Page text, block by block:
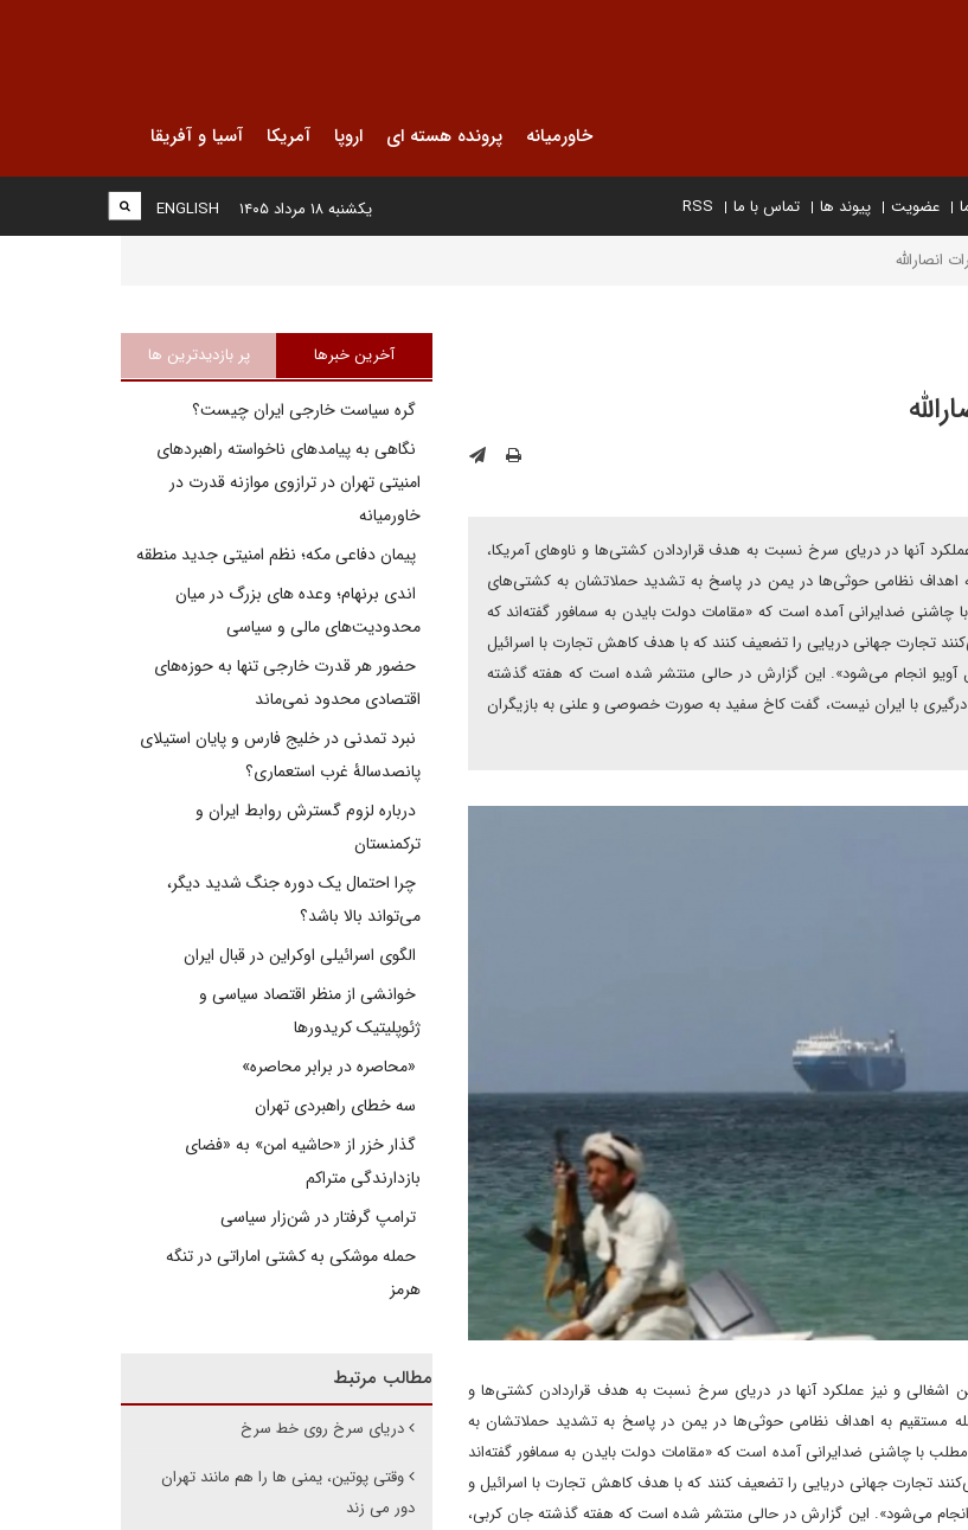
خاورمیانه پرونده هسته ای اروپا آمریکا آسیا و آفریقا
عضویت پیوند ها تماس با ما RSS
ENGLISH یکشنبه ۱۸ مرداد ۱۴۰۵
انصارالله
آنها در دریای سرخ نسبت به هدف قرار‌دادن کشتی‌ها و ناوهای آمریکا،
اهداف نظامی حوثی‌ها در یمن در پاسخ به تشدید حملاتشان به کشتی‌های
ضدایرانی آمده است که «مقامات دولت بایدن به سمافور گفته‌اند که
تجارت جهانی دریایی را تضعیف کنند که با هدف کاهش تجارت با اسرائیل
آویو انجام می‌شود». این گزارش در حالی منتشر شده است که هفته گذشته
درگیری با ایران نیست، گفت کاخ سفید به صورت خصوصی و علنی به بازیگران
اشغالی و نیز عملکرد آنها در دریای سرخ نسبت به هدف قرار‌دادن کشتی‌ها و
مستقیم به اهداف نظامی حوثی‌ها در یمن در پاسخ به تشدید حملاتشان به
با چاشنی ضدایرانی آمده است که «مقامات دولت بایدن به سمافور گفته‌اند
تجارت جهانی دریایی را تضعیف کنند که با هدف کاهش تجارت با اسرائیل و
انجام می‌شود». این گزارش در حالی منتشر شده است که هفته گذشته جان کربی،
آخرین خبرها پر بازدیدترین ها
گره سیاست خارجی ایران چیست؟
نگاهی به پیامدهای ناخواسته راهبردهای
امنیتی تهران در ترازوی موازنه قدرت در
خاورمیانه
پیمان دفاعی مکه؛ نظم امنیتی جدید منطقه
اندی برنهام؛ وعده های بزرگ در میان
محدودیت‌های مالی و سیاسی
حضور هر قدرت خارجی تنها به حوزه‌های
اقتصادی محدود نمی‌ماند
نبرد تمدنی در خلیج فارس و پایان استیلای
پانصدسالۀ غرب استعماری؟
درباره لزوم گسترش روابط ایران و
ترکمنستان
چرا احتمال یک دوره جنگ شدید دیگر،
می‌تواند بالا باشد؟
الگوی اسرائیلی اوکراین در قبال ایران
خوانشی از منظر اقتصاد سیاسی و
ژئوپلیتیک کریدورها
«محاصره در برابر محاصره»
سه خطای راهبردی تهران
گذار خزر از «حاشیه امن» به «فضای
بازدارندگی متراکم
ترامپ گرفتار در شن‌زار سیاسی
حمله موشکی به کشتی اماراتی در تنگه
هرمز
مطالب مرتبط
دریای سرخ روی خط سرخ
وقتی پوتین، یمنی ها را هم مانند تهران
دور می زند